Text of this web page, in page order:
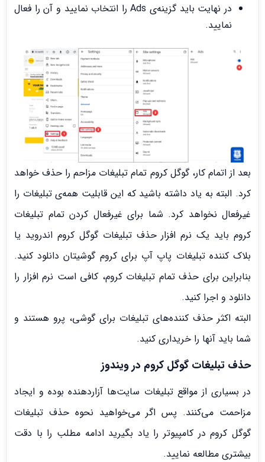
در نهایت باید گزینه‌ی Ads را انتخاب نمایید و آن را فعال
نمایید.
بعد از اتمام کار، گوگل کروم تمام تبلیغات مزاحم را حذف خواهد
کرد. البته به یاد داشته باشید که این قابلیت همه‌ی تبلیغات را
غیرفعال نخواهد کرد. شما برای غیرفعال کردن تمام تبلیغات
کروم باید یک نرم افزار حذف تبلیغات گوگل کروم اندروید یا
بلاک کننده تبلیغات پاپ آپ برای کروم گوشیتان دانلود کنید.
بنابراین برای حذف تمام تبلیغات کروم، کافی است نرم افزار را
دانلود و اجرا کنید.
البته اکثر حذف کننده‌های تبلیغات برای گوشی، پرو هستند و
شما باید آنها را خریداری کنید.
حذف تبلیغات گوگل کروم در ویندوز
در بسیاری از مواقع تبلیغات سایت‌ها آزاردهنده بوده و ایجاد
مزاحمت می‌کنند. پس اگر می‌خواهید نحوه حذف تبلیغات
گوگل کروم در کامپیوتر را یاد بگیرید ادامه مطلب را با دقت
بیشتری مطالعه نمایید.